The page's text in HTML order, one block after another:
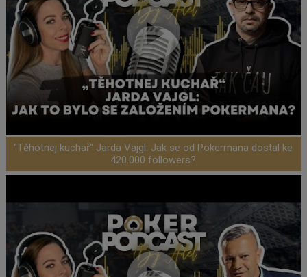
"Těhotnej kuchař" Jarda Vajgl: Jak se od Pokermana dostal ke
420.000 followers?